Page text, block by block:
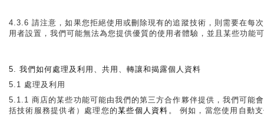
4.3.6 請注意，如果您拒絕使用或刪除現有的追蹤技術，則需要在每
用者設置，我們可能無法為您提供優質的使用者體驗，並且某些功能
5. 我們如何處理及利用、共用、轉讓和揭露個人資料
5.1 處理及利用
5.1.1 商店的某些功能可能由我們的第三方合作夥伴提供，我們可能
括技術服務提供者）處理您的某些個人資料 。 例如，當您使用自動